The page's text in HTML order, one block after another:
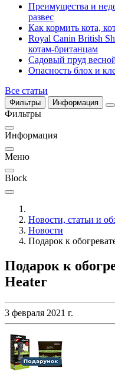
Преимущества и
развес
Как кормить кота,
Royal Canin British
котам-британцам
Садовый пруд
Опасность блох и
Все статьи
Фильтры Информация
Фильтры
Информация
Меню
Block
Новости, статьи и
Новости
Подарок к
Подарок к
Heater
3 февраля 2021 г.